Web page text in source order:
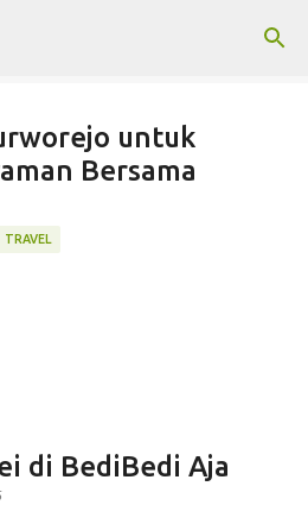
ke konten utama
untuk
Bersama
TRAVEL
di BediBedi Aja